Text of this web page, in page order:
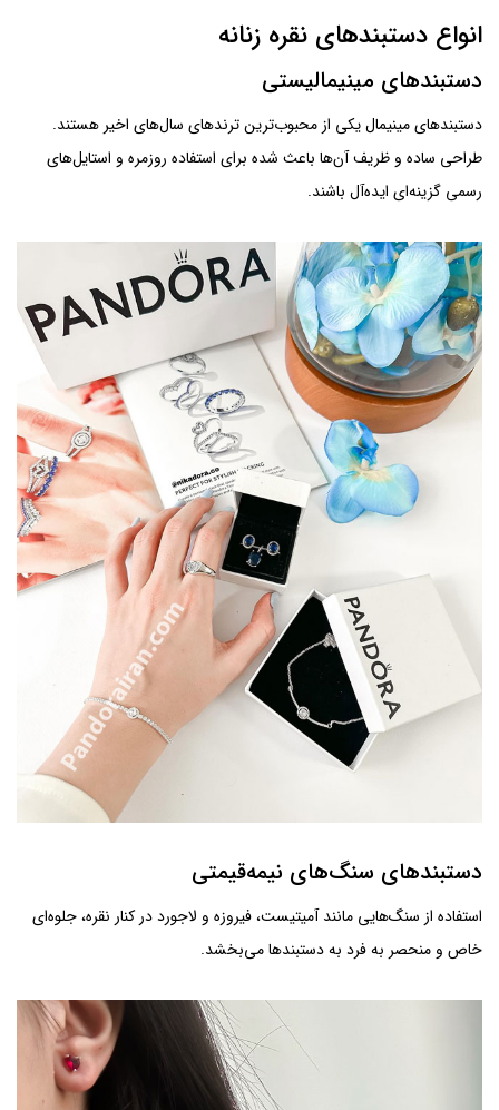
انواع دستبندهای نقره زنانه
دستبندهای مینیمالیستی
دستبندهای مینیمال یکی از محبوب‌ترین ترندهای سال‌های اخیر هستند.
طراحی ساده و ظریف آن‌ها باعث شده برای استفاده روزمره و استایل‌های
رسمی گزینه‌ای ایده‌آل باشند.
دستبندهای سنگ‌های نیمه‌قیمتی
استفاده از سنگ‌هایی مانند آمیتیست، فیروزه و لاجورد در کنار نقره، جلوه‌ای
خاص و منحصر به فرد به دستبندها می‌بخشد.